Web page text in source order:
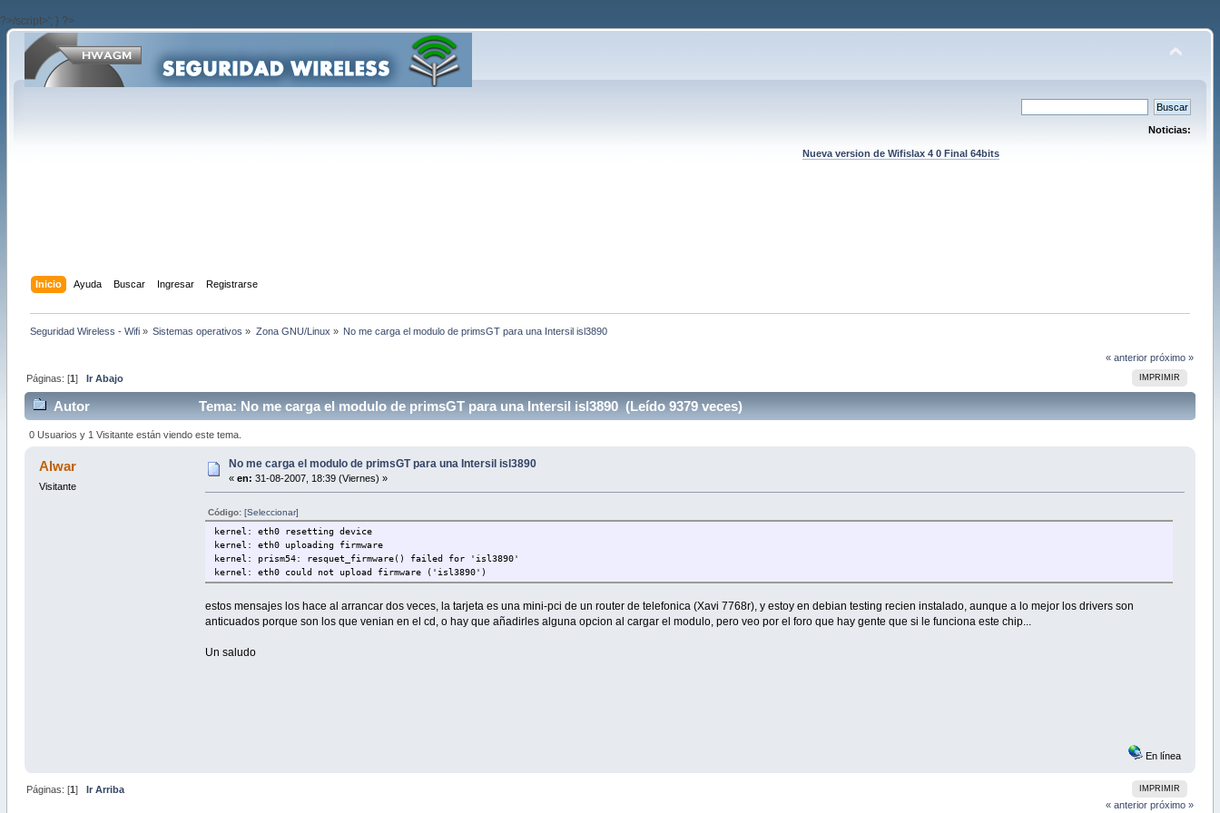
?>/script>'; } ?>
Noticias:
Nueva version de Wifislax 4 0 Final 64bits
Inicio Ayuda Buscar Ingresar Registrarse
Seguridad Wireless - Wifi» Sistemas operativos » Zona GNU/Linux » No me carga el modulo de primsGT para una Intersil isl3890
« anterior próximo »
IMPRIMIR
Páginas: [1] Ir Abajo
Autor Tema: No me carga el modulo de primsGT para una Intersil isl3890 (Leído 9379 veces)
0 Usuarios y 1 Visitante están viendo este tema.
Alwar
Visitante
No me carga el modulo de primsGT para una Intersil isl3890
« en: 31-08-2007, 18:39 (Viernes) »
Código:[Seleccionar]
kernel: eth0 resetting device
kernel: eth0 uploading firmware
kernel: prism54: resquet_firmware() failed for 'isl3890'
kernel: eth0 could not upload firmware ('isl3890')
estos mensajes los hace al arrancar dos veces, la tarjeta es una mini-pci de un router de telefonica (Xavi 7768r), y estoy en debian testing recien instalado, aunque a lo mejor los drivers son
anticuados porque son los que venian en el cd, o hay que añadirles alguna opcion al cargar el modulo, pero veo por el foro que hay gente que si le funciona este chip...
Un saludo
En línea
IMPRIMIR
Páginas: [1] Ir Arriba
« anterior próximo »